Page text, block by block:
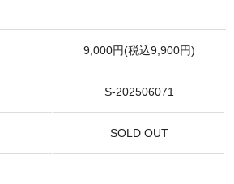
9,000円(税込9,900円)
S-202506071
SOLD OUT